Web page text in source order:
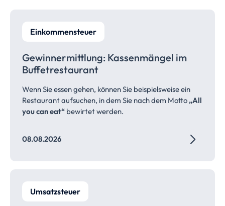
Einkommensteuer
Gewinnermittlung: Kassenmängel im
Buffetrestaurant
Wenn Sie essen gehen, können Sie beispielsweise ein
Restaurant aufsuchen, in dem Sie nach dem Motto „All
you can eat“ bewirtet werden.
08.08.2026
Umsatzsteuer